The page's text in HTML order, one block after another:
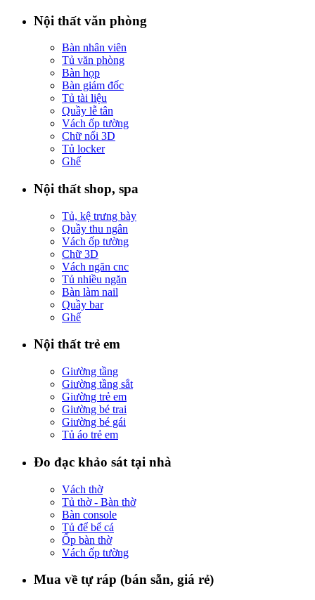
Nội thất văn phòng
Bàn nhân viên
Tủ văn phòng
Bàn họp
Bàn giám đốc
Tủ tài liệu
Quầy lễ tân
Vách ốp tường
Chữ nổi 3D
Tủ locker
Ghế
Nội thất shop, spa
Tủ, kệ trưng bày
Quầy thu ngân
Vách ốp tường
Chữ 3D
Vách ngăn cnc
Tủ nhiều ngăn
Bàn làm nail
Quầy bar
Ghế
Nội thất trẻ em
Giường tầng
Giường tầng sắt
Giường trẻ em
Giường bé trai
Giường bé gái
Tủ áo trẻ em
Đo đạc khảo sát tại nhà
Vách thờ
Tủ thờ - Bàn thờ
Bàn console
Tủ để bể cá
Ốp bàn thờ
Vách ốp tường
Mua về tự ráp (bán sẵn, giá rẻ)